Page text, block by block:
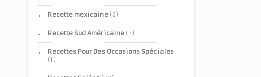
Recette mexicaine (2)
Recette Sud Américaine (3)
Recettes Pour Des Occasions Spéciales
(1)